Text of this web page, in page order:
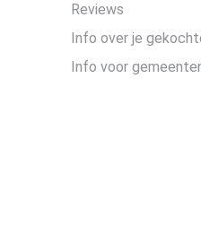
Reviews
Info over je
Info voor